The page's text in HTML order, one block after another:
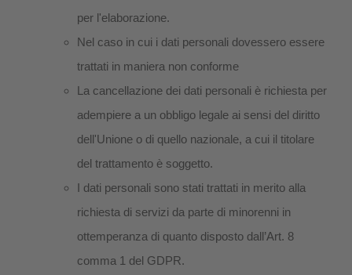
per l'elaborazione.
Nel caso in cui i dati personali dovessero essere
trattati in maniera non conforme
La cancellazione dei dati personali è richiesta per
adempiere a un obbligo legale ai sensi del diritto
dell'Unione o di quello nazionale, a cui il titolare
del trattamento è soggetto.
I dati personali sono stati trattati in merito alla
richiesta di servizi da parte di minorenni in
ottemperanza di quanto disposto dall’Art. 8
comma 1 del GDPR.